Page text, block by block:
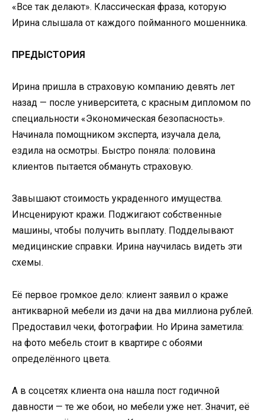
«Все так делают». Классическая фраза, которую
Ирина слышала от каждого пойманного мошенника.
ПРЕДЫСТОРИЯ
Ирина пришла в страховую компанию девять лет
назад — после университета, с красным дипломом по
специальности «Экономическая безопасность».
Начинала помощником эксперта, изучала дела,
ездила на осмотры. Быстро поняла: половина
клиентов пытается обмануть страховую.
Завышают стоимость украденного имущества.
Инсценируют кражи. Поджигают собственные
машины, чтобы получить выплату. Подделывают
медицинские справки. Ирина научилась видеть эти
схемы.
Её первое громкое дело: клиент заявил о краже
антикварной мебели из дачи на два миллиона рублей.
Предоставил чеки, фотографии. Но Ирина заметила:
на фото мебель стоит в квартире с обоями
определённого цвета.
А в соцсетях клиента она нашла пост годичной
давности — те же обои, но мебели уже нет. Значит, её